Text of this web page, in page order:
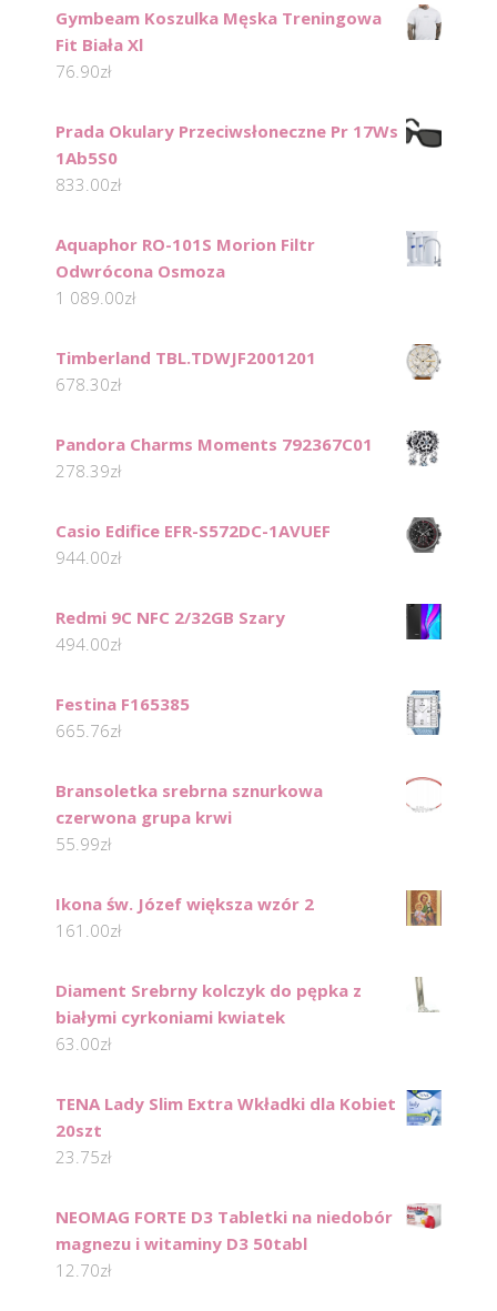
Gymbeam Koszulka Męska Treningowa
Fit Biała Xl
76.90zł
Prada Okulary Przeciwsłoneczne Pr 17Ws
1Ab5S0
833.00zł
Aquaphor RO-101S Morion Filtr
Odwrócona Osmoza
1 089.00zł
Timberland TBL.TDWJF2001201
678.30zł
Pandora Charms Moments 792367C01
278.39zł
Casio Edifice EFR-S572DC-1AVUEF
944.00zł
Redmi 9C NFC 2/32GB Szary
494.00zł
Festina F165385
665.76zł
Bransoletka srebrna sznurkowa
czerwona grupa krwi
55.99zł
Ikona św. Józef większa wzór 2
161.00zł
Diament Srebrny kolczyk do pępka z
białymi cyrkoniami kwiatek
63.00zł
TENA Lady Slim Extra Wkładki dla Kobiet
20szt
23.75zł
NEOMAG FORTE D3 Tabletki na niedobór
magnezu i witaminy D3 50tabl
12.70zł